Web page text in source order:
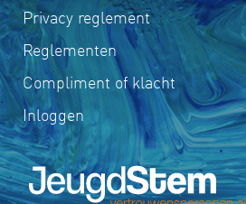
Privacy reglement
Reglementen
Compliment of klacht
Inloggen